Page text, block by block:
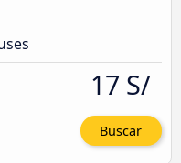
17 S/
Buscar